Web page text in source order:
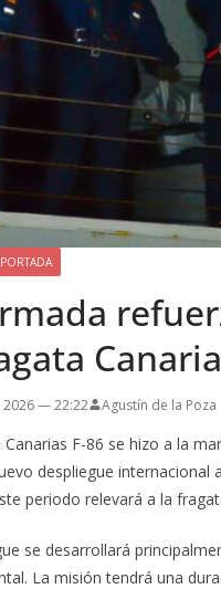
PORTADA
— 22:22 Agustín de la Poza
F-86 se hizo a la
despliegue internacional
periodo relevará a la
se desarrollará
La misión tendrá una